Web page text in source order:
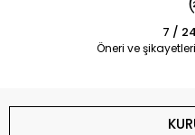
7 /
Öneri ve